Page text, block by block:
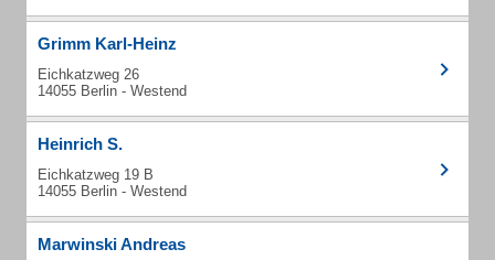
Grimm Karl-Heinz
Eichkatzweg 26
14055 Berlin - Westend
Heinrich S.
Eichkatzweg 19 B
14055 Berlin - Westend
Marwinski Andreas